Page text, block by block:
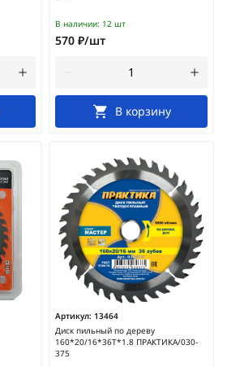
В наличии: 12 шт
570 ₽/шт
В корзину
Артикул: 13464
Диск пильный по дереву
160*20/16*36Т*1.8 ПРАКТИКА/030-
375